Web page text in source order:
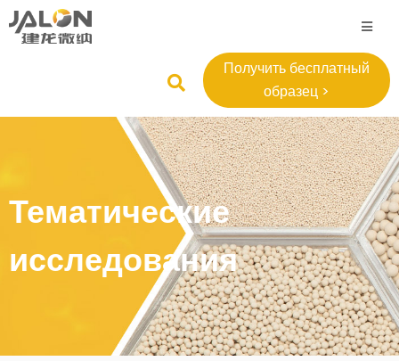
Получить бесплатный
образец >
Тематические
исследования